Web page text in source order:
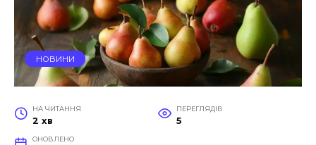
НОВИНИ
НА ЧИТАННЯ
2 хв
ПЕРЕГЛЯДІВ
5
ОНОВЛЕНО